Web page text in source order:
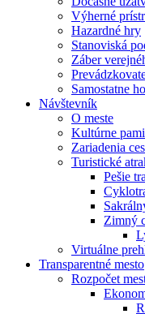
Výherné
Hazardné hry
Stanoviská
Záber
Samostatne
Návštevník
O meste
Kultúrne
Zariadenia
Turistické
Pešie
Zimný
Virtuálne
Transparentné mesto
Rozpočet